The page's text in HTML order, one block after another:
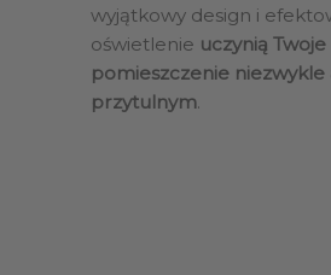
wyjątkowy design i
oświetlenie uczynią Twoje
pomieszczenie
przytulnym.